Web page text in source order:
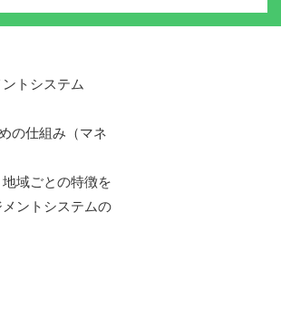
トシステム
の仕組み（マネ
域ごとの特徴を
ントシステムの